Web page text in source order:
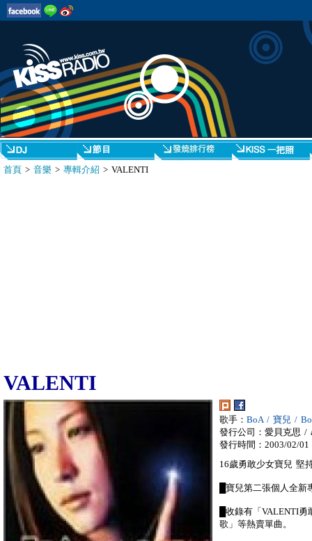
首頁 > 音樂 > 專輯介紹 > VALENTI
VALENTI
歌手： BoA / 寶兒 /
發行公司：愛貝克思 /
發行時間：2003/02/01
16歲勇敢少女寶兒 堅
█寶兒第二張個人全新
█收錄有「VALENTI
歌」等熱賣單曲。